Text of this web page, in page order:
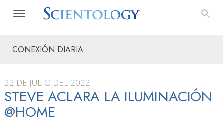
CONEXIÓN DIARIA
22 DE JULIO DEL 2022
STEVE ACLARA LA ILUMINACIÓN
@HOME